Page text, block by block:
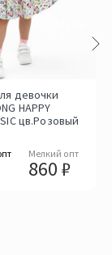
девочки
HAPPY
цв.Розовый
Мелкий опт
860 ₽